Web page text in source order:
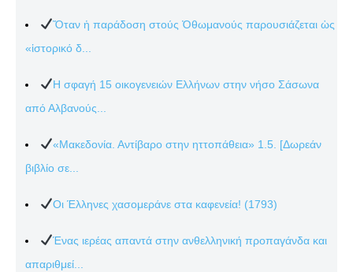
Ὅταν ἡ παράδοση στούς Ὀθωμανούς παρουσιάζεται ὡς
«ἱστορικό δ...
Η σφαγή 15 οικογενειών Ελλήνων στην νήσο Σάσωνα
από Αλβανούς...
«Μακεδονία. Αντίβαρο στην ηττοπάθεια» 1.5. [Δωρεάν
βιβλίο σε...
Οι Έλληνες χασομεράνε στα καφενεία! (1793)
Ένας ιερέας απαντά στην ανθελληνική προπαγάνδα και
απαριθμεί...